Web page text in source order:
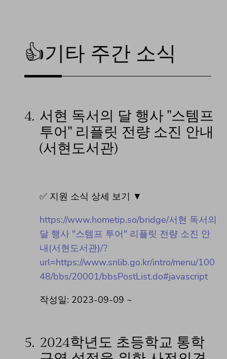
👍기타 주간 소식
4. 서현 독서의 달 행사 "스템프
투어" 리플릿 전량 소진 안내
(서현도서관)
✅ 지원 소식 상세 보기 ▼
https://www.hometip.so/bridge/서현 독서의
달 행사 "스템프 투어" 리플릿 전량 소진 안
내(서현도서관)/?
url=https://www.snlib.go.kr/intro/menu/100
48/bbs/20001/bbsPostList.do#javascript
작성일: 2023-09-09 ~
5. 2024학년도 초등학교 통학